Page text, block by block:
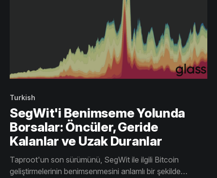
Turkish
SegWit'i Benimseme Yolunda
Borsalar: Öncüler, Geride
Kalanlar ve Uzak Duranlar
Taproot'un son sürümünü, SegWit ile ilgili Bitcoin
geliştirmelerinin benimsenmesini anlamlı bir şekilde